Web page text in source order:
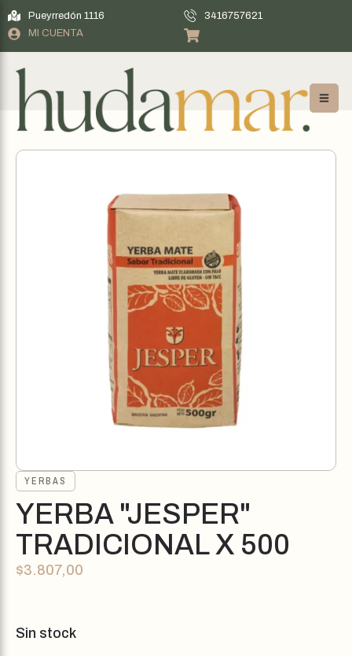
Pueyrredón 1116
3416757621
MI CUENTA
YERBAS
YERBA "JESPER"
TRADICIONAL X 500
$3.807,00
Sin stock